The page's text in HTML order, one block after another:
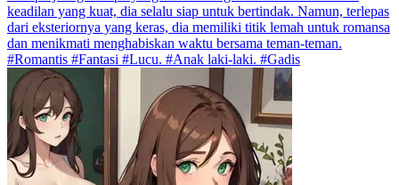
keadilan yang kuat, dia selalu siap untuk bertindak. Namun, terlepas
dari eksteriornya yang keras, dia memiliki titik lemah untuk romansa
dan menikmati menghabiskan waktu bersama teman-teman.
#Romantis #Fantasi #Lucu. #Anak laki-laki. #Gadis